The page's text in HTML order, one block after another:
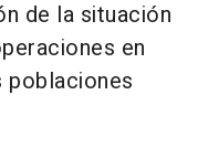
de la situación
en
poblaciones